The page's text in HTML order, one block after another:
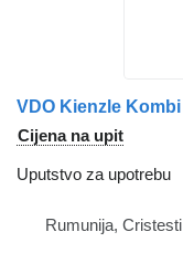
Cijena na upit
Uputstvo za upotrebu
Rumunija, Cristesti